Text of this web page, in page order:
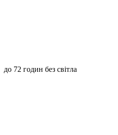
до 72 годин без світла